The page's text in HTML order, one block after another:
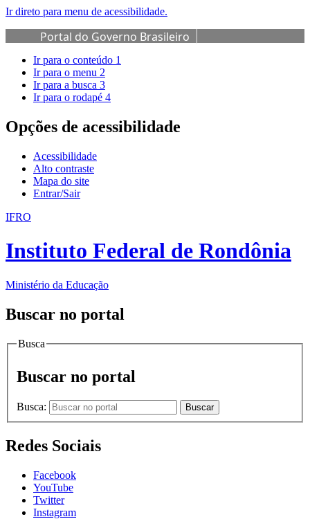
Ir direto para menu de acessibilidade.
Portal do Governo Brasileiro
Ir para o conteúdo 1
Ir para o menu 2
Ir para a busca 3
Ir para o rodapé 4
Opções de acessibilidade
Acessibilidade
Alto contraste
Mapa do site
Entrar/Sair
IFRO
Instituto Federal de Rondônia
Ministério da Educação
Buscar no portal
Busca
Buscar no portal
Busca: Buscar
Redes Sociais
Facebook
YouTube
Twitter
Instagram